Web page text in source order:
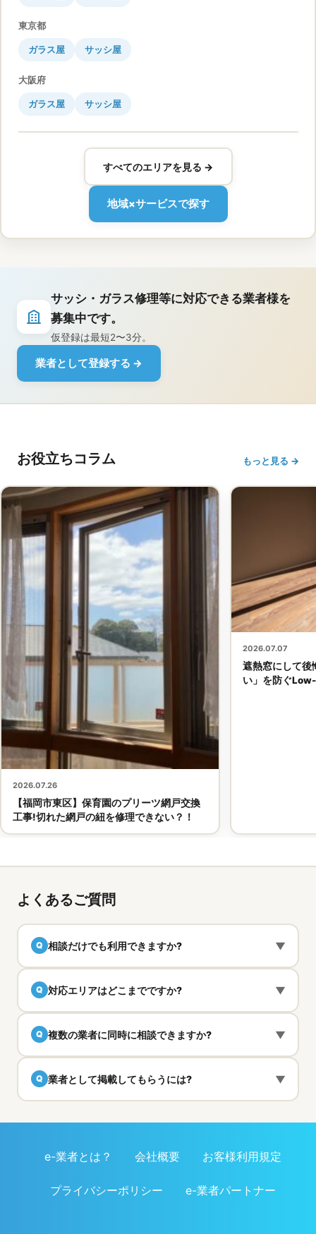
東京都
ガラス屋 サッシ屋
大阪府
ガラス屋 サッシ屋
すべてのエリアを見る →
地域×サービスで探す
サッシ・ガラス修理等に対応できる業者様を
募集中です。
仮登録は最短2〜3分。
業者として登録する →
お役立ちコラム もっと見る →
2026.07.26
【福岡市東区】保育園のプリーツ網戸交換
工事!切れた網戸の紐を修理できない？！
2026.07.07
遮熱窓にして後
い」を防ぐ
よくあるご質問
Q 相談だけでも利用できますか? ▼
Q 対応エリアはどこまでですか? ▼
Q 複数の業者に同時に相談できますか? ▼
Q 業者として掲載してもらうには? ▼
e-業者とは？ 会社概要 お客様利用規定
プライバシーポリシー e-業者パートナー